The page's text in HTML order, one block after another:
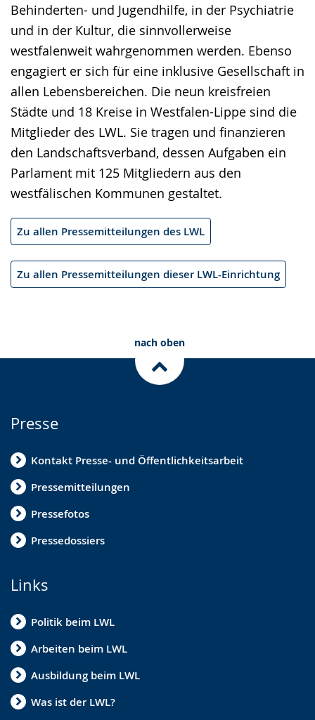
Behinderten- und Jugendhilfe, in der Psychiatrie
und in der Kultur, die sinnvollerweise
westfalenweit wahrgenommen werden. Ebenso
engagiert er sich für eine inklusive Gesellschaft in
allen Lebensbereichen. Die neun kreisfreien
Städte und 18 Kreise in Westfalen-Lippe sind die
Mitglieder des LWL. Sie tragen und finanzieren
den Landschaftsverband, dessen Aufgaben ein
Parlament mit 125 Mitgliedern aus den
westfälischen Kommunen gestaltet.
Zu allen Pressemitteilungen des LWL
Zu allen Pressemitteilungen dieser LWL-Einrichtung
nach oben
Presse
Kontakt Presse- und Öffentlichkeitsarbeit
Pressemitteilungen
Pressefotos
Pressedossiers
Links
Politik beim LWL
Arbeiten beim LWL
Ausbildung beim LWL
Was ist der LWL?